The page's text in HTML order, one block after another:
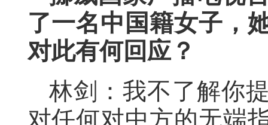
了一名中国籍女子，
对此有何回应？
林剑：我不了解你
对任何对中方的无端